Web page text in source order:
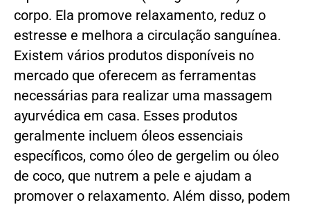
corpo. Ela promove relaxamento, reduz o
estresse e melhora a circulação sanguínea.
Existem vários produtos disponíveis no
mercado que oferecem as ferramentas
necessárias para realizar uma massagem
ayurvédica em casa. Esses produtos
geralmente incluem óleos essenciais
específicos, como óleo de gergelim ou óleo
de coco, que nutrem a pele e ajudam a
promover o relaxamento. Além disso, podem